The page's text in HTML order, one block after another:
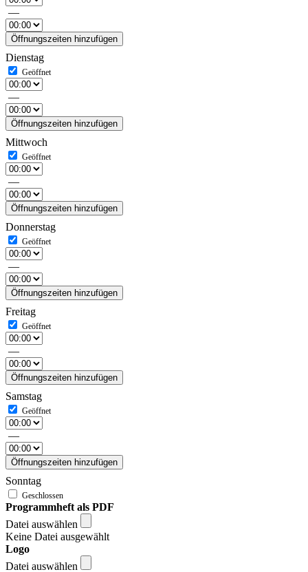
—
Öffnungszeiten hinzufügen
Dienstag
—
Öffnungszeiten hinzufügen
Mittwoch
—
Öffnungszeiten hinzufügen
Donnerstag
—
Öffnungszeiten hinzufügen
Freitag
—
Öffnungszeiten hinzufügen
Samstag
—
Öffnungszeiten hinzufügen
Sonntag
Programmheft als PDF
Datei auswählen
Keine Datei ausgewählt
Logo
Datei auswählen